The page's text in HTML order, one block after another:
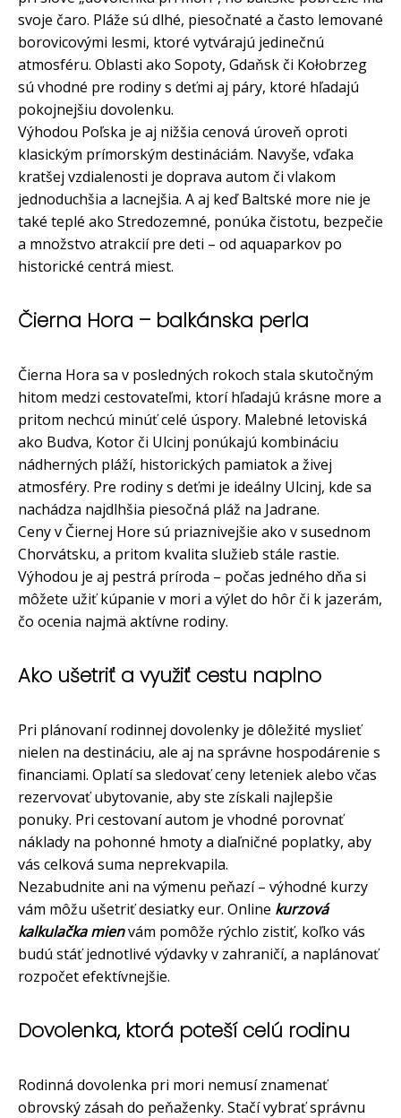
svoje čaro. Pláže sú dlhé, piesočnaté a často lemované
borovicovými lesmi, ktoré vytvárajú jedinečnú
atmosféru. Oblasti ako Sopoty, Gdaňsk či Kołobrzeg
sú vhodné pre rodiny s deťmi aj páry, ktoré hľadajú
pokojnejšiu dovolenku.
Výhodou Poľska je aj nižšia cenová úroveň oproti
klasickým prímorským destináciám. Navyše, vďaka
kratšej vzdialenosti je doprava autom či vlakom
jednoduchšia a lacnejšia. A aj keď Baltské more nie je
také teplé ako Stredozemné, ponúka čistotu, bezpečie
a množstvo atrakcií pre deti – od aquaparkov po
historické centrá miest.
Čierna Hora – balkánska perla
Čierna Hora sa v posledných rokoch stala skutočným
hitom medzi cestovateľmi, ktorí hľadajú krásne more a
pritom nechcú minúť celé úspory. Malebné letoviská
ako Budva, Kotor či Ulcinj ponúkajú kombináciu
nádherných pláží, historických pamiatok a živej
atmosféry. Pre rodiny s deťmi je ideálny Ulcinj, kde sa
nachádza najdlhšia piesočná pláž na Jadrane.
Ceny v Čiernej Hore sú priaznivejšie ako v susednom
Chorvátsku, a pritom kvalita služieb stále rastie.
Výhodou je aj pestrá príroda – počas jedného dňa si
môžete užiť kúpanie v mori a výlet do hôr či k jazerám,
čo ocenia najmä aktívne rodiny.
Ako ušetriť a využiť cestu naplno
Pri plánovaní rodinnej dovolenky je dôležité myslieť
nielen na destináciu, ale aj na správne hospodárenie s
financiami. Oplatí sa sledovať ceny leteniek alebo včas
rezervovať ubytovanie, aby ste získali najlepšie
ponuky. Pri cestovaní autom je vhodné porovnať
náklady na pohonné hmoty a diaľničné poplatky, aby
vás celková suma neprekvapila.
Nezabudnite ani na výmenu peňazí – výhodné kurzy
vám môžu ušetriť desiatky eur. Online kurzová
kalkulačka mienvám pomôže rýchlo zistiť, koľko vás
budú stáť jednotlivé výdavky v zahraničí, a naplánovať
rozpočet efektívnejšie.
Dovolenka, ktorá poteší celú rodinu
Rodinná dovolenka pri mori nemusí znamenať
obrovský zásah do peňaženky. Stačí vybrať správnu